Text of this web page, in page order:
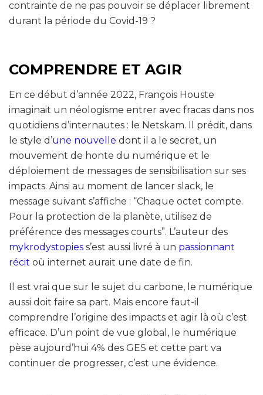
contrainte de ne pas pouvoir se déplacer librement
durant la période du Covid-19 ?
COMPRENDRE ET AGIR
En ce début d’année 2022, François Houste
imaginait un néologisme entrer avec fracas dans nos
quotidiens d’internautes : le Netskam. Il prédit, dans
le style d’une nouvelle dont il a le secret, un
mouvement de honte du numérique et le
déploiement de messages de sensibilisation sur ses
impacts. Ainsi au moment de lancer slack, le
message suivant s’affiche : “Chaque octet compte.
Pour la protection de la planète, utilisez de
préférence des messages courts”. L’auteur des
mykrodystopies s’est aussi livré à un passionnant
récit où internet aurait une date de fin.
Il est vrai que sur le sujet du carbone, le numérique
aussi doit faire sa part. Mais encore faut-il
comprendre l’origine des impacts et agir là où c’est
efficace. D’un point de vue global, le numérique
pèse aujourd’hui 4% des GES et cette part va
continuer de progresser, c’est une évidence.